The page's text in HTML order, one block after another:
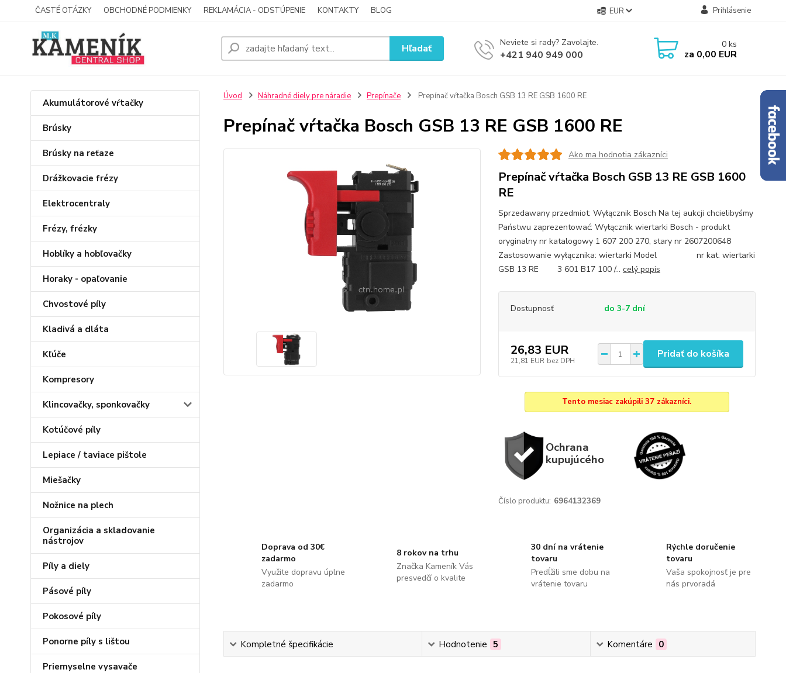
ČASTÉ OTÁZKY OBCHODNÉ PODMIENKY REKLAMÁCIA - ODSTÚPENIE KONTAKTY BLOG EUR Prihlásenie
Hľadať Neviete si rady? Zavolajte.
+421 940 949 000
0 ks
za 0,00 EUR
Akumulátorové vŕtačky
Brúsky
Brúsky na reťaze
Drážkovacie frézy
Elektrocentraly
Frézy, frézky
Hoblíky a hobľovačky
Horaky - opaľovanie
Chvostové píly
Kladivá a dláta
Kľúče
Kompresory
Klincovačky, sponkovačky
Kotúčové píly
Lepiace / taviace pištole
Miešačky
Nožnice na plech
Organizácia a skladovanie
nástrojov
Píly a diely
Pásové píly
Pokosové píly
Ponorne píly s lištou
Priemyselne vysavače
Úvod Náhradné diely pre náradie Prepínače Prepínač vŕtačka Bosch GSB 13 RE GSB 1600 RE
Prepínač vŕtačka Bosch GSB 13 RE GSB 1600 RE
Ako ma hodnotia zákazníci
Prepínač vŕtačka Bosch GSB 13 RE GSB 1600
RE
Sprzedawany przedmiot: Wyłącznik Bosch Na tej aukcji chcielibyśmy
Państwu zaprezentować: Wyłącznik wiertarki Bosch - produkt
oryginalny nr katalogowy 1 607 200 270, stary nr 2607200648
Zastosowanie wyłącznika: wiertarki Model nr kat. wiertarki
GSB 13 RE 3 601 B17 100 /... celý popis
Dostupnosť do 3-7 dní
26,83 EUR
21,81 EUR bez DPH
Pridať do košíka
Tento mesiac zakúpili 37 zákazníci.
Ochrana
kupujúcého
Číslo produktu: 6964132369
Doprava od 30€
zadarmo
Využite dopravu úplne
zadarmo
8 rokov na trhu
Značka Kameník Vás
presvedčí o kvalite
30 dní na vrátenie
tovaru
Predĺžili sme dobu na
vrátenie tovaru
Rýchle doručenie
tovaru
Vaša spokojnosť je pre
nás prvoradá
Kompletné špecifikácie Hodnotenie 5 Komentáre 0